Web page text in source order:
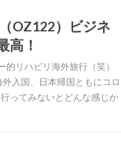
OZ122）ビジネ
高！
リハビリ海外旅行（笑）
入国、日本帰国ともにコロ
ってみないとどんな感じか